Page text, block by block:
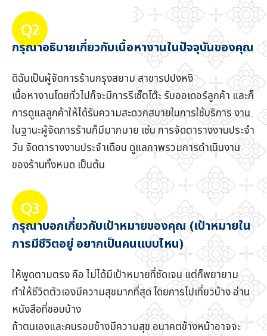
Q2
กรุณาอธิบายเกี่ยวกับเนื้อหางานในปัจจุบันของคุณ
ดิฉันเป็นผู้จัดการร้านกรุงสยาม สาขารปปงหงิ
เนื้อหางานโดยทั่วไปก็จะมีการรีเซ็ตโต๊ะ รับออเดอร์ลูกค้า และก็
การดูแลลูกค้าให้ได้รับความสะดวกสบายในการใช้บริการ งาน
ในฐานะผู้จัดการร้านก็มีมากมาย เช่น การจัดตารางงานประจำ
วัน จัดตารางงานประจำเดือน ดูแลภาพรวมการดำเนินงาน
ของร้านทั้งหมด เป็นต้น
Q3
กรุณาบอกเกี่ยวกับเป้าหมายของคุณ (เป้าหมายใน
การมีชีวิตอยู่ อยากเป็นคนแบบไหน)
ให้พูดตามตรง คือ ไม่ได้มีเป้าหมายที่ชัดเจน แต่ก็พยายาม
ทำให้ชีวิตตัวเองมีความสุขมากที่สุด โดยการไปเที่ยวบ้าง อ่าน
หนังสือที่ชอบบ้าง
ถ้าตนเองและคนรอบข้างมีความสุข อนาคตข้างหน้าอาจจะ